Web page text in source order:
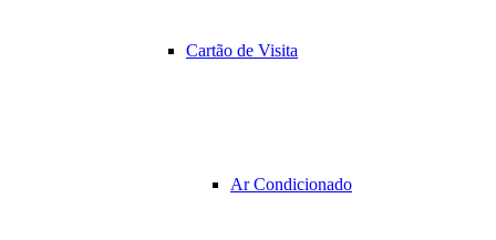
Cartão de Visita
Ar Condicionado